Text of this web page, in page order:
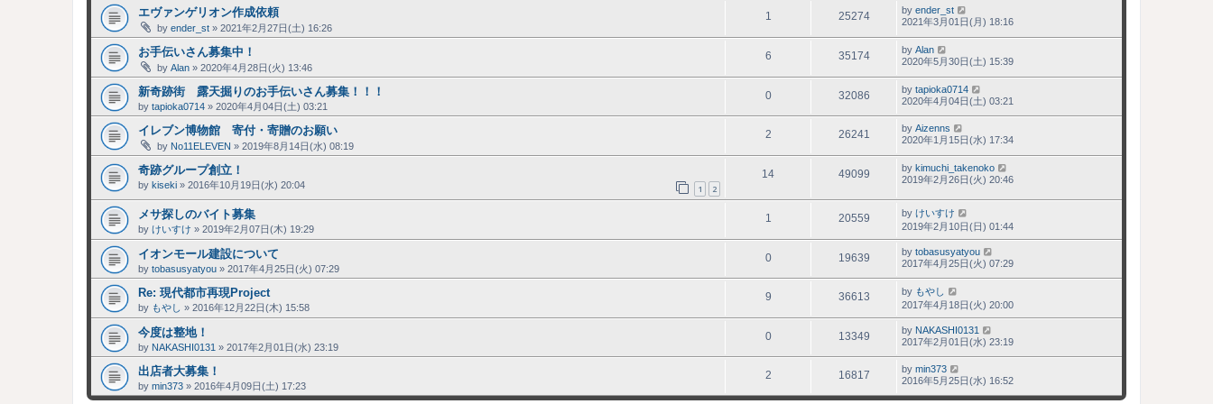
エヴァンゲリオン作成依頼
by ender_st » 2021年2月27日(土) 16:26
1 25274 by ender_st
2021年3月01日(月) 18:16
お手伝いさん募集中！
by Alan » 2020年4月28日(火) 13:46
6 35174 by Alan
2020年5月30日(土) 15:39
新奇跡街 露天掘りのお手伝いさん募集！！！
by tapioka0714 » 2020年4月04日(土) 03:21
0 32086 by tapioka0714
2020年4月04日(土) 03:21
イレブン博物館 寄付・寄贈のお願い
by No11ELEVEN » 2019年8月14日(水) 08:19
2 26241 by Aizenns
2020年1月15日(水) 17:34
奇跡グループ創立！
by kiseki » 2016年10月19日(水) 20:04 1 2
14 49099 by kimuchi_takenoko
2019年2月26日(火) 20:46
メサ探しのバイト募集
by けいすけ » 2019年2月07日(木) 19:29
1 20559 by けいすけ
2019年2月10日(日) 01:44
イオンモール建設について
by tobasusyatyou » 2017年4月25日(火) 07:29
0 19639 by tobasusyatyou
2017年4月25日(火) 07:29
Re: 現代都市再現Project
by もやし » 2016年12月22日(木) 15:58
9 36613 by もやし
2017年4月18日(火) 20:00
今度は整地！
by NAKASHI0131 » 2017年2月01日(水) 23:19
0 13349 by NAKASHI0131
2017年2月01日(水) 23:19
出店者大募集！
by min373 » 2016年4月09日(土) 17:23
2 16817 by min373
2016年5月25日(水) 16:52